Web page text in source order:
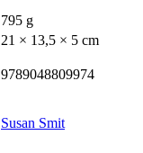
795 g
21 × 13,5 × 5 cm
9789048809974
Susan Smit